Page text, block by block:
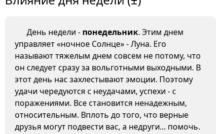
День недели - понедельник. Этим днем
управляет «ночное Солнце» - Луна. Его
называют тяжелым днем совсем не потому, что
он следует сразу за вольготными выходными. В
этот день нас захлестывают эмоции. Поэтому
удачи чередуются с неудачами, успехи - с
поражениями. Все становится ненадежным,
относительным. Вплоть до того, что верные
друзья могут подвести вас, а недруги... помочь.